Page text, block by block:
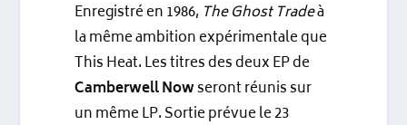
Enregistré en 1986, The Ghost Tradeà
la même ambition expérimentale que
This Heat. Les titres des deux EP de
Camberwell Nowseront réunis sur
un même LP. Sortie prévue le 23